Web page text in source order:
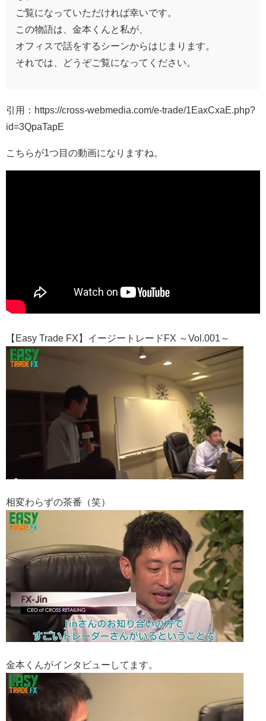
ご覧になっていただければ幸いです。
この物語は、金本くんと私が、
オフィスで話をするシーンからはじまります。
それでは、どうぞご覧になってください。
引用：https://cross-webmedia.com/e-trade/1EaxCxaE.php?
id=3QpaTapE
こちらが1つ目の動画になりますね。
【Easy Trade FX】イージートレードFX ～Vol.001～
相変わらずの茶番（笑）
金本くんがインタビューしてます。